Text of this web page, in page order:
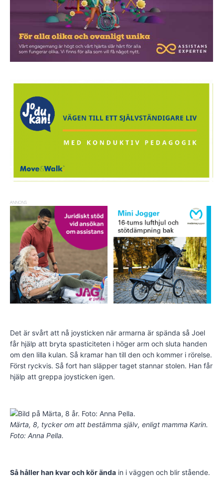
ANNONS
Det är svårt att nå joysticken när armarna är spända så Joel
får hjälp att bryta spasticiteten i höger arm och sluta handen
om den lilla kulan. Så kramar han till den och kommer i rörelse.
Först ryckvis. Så fort han släpper taget stannar stolen. Han får
hjälp att greppa joysticken igen.
Märta, 8, tycker om att bestämma själv, enligt mamma Karin.
Foto: Anna Pella.
Så håller han kvar och kör ända in i väggen och blir stående.